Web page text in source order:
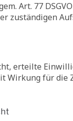
Art. 77
zuständigen
erteilte
Wirkung für die